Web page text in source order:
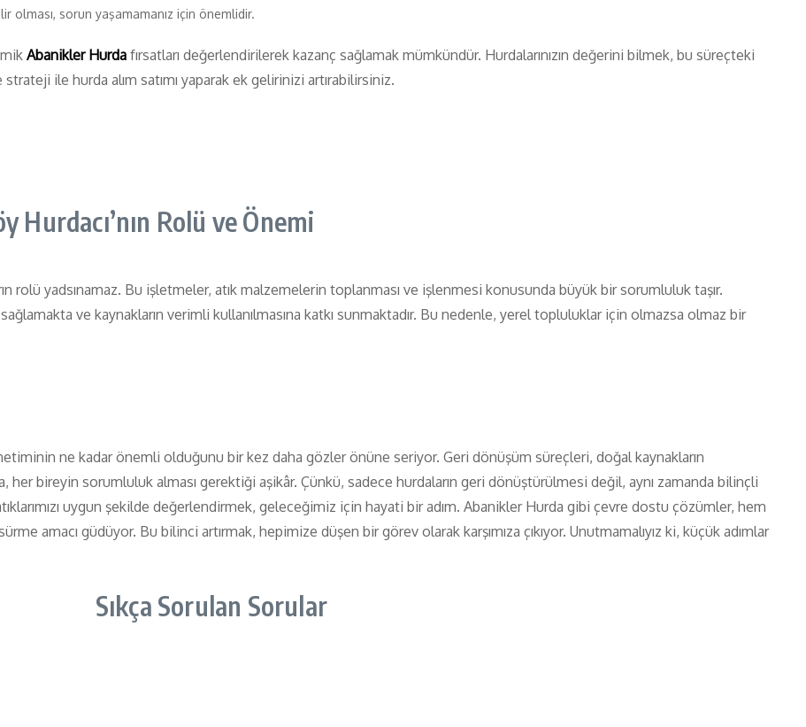
olması, sorun yaşamamanız için önemlidir.
Abanikler Hurda fırsatları değerlendirilerek kazanç sağlamak mümkündür. Hurdalarınızın değerini bilmek, bu süreçteki
ile hurda alım satımı yaparak ek gelirinizi artırabilirsiniz.
Rolü ve Önemi
rolü yadsınamaz. Bu işletmeler, atık malzemelerin toplanması ve işlenmesi konusunda büyük bir sorumluluk taşır.
ve kaynakların verimli kullanılmasına katkı sunmaktadır. Bu nedenle, yerel topluluklar için olmazsa olmaz bir
ne kadar önemli olduğunu bir kez daha gözler önüne seriyor. Geri dönüşüm süreçleri, doğal kaynakların
her bireyin sorumluluk alması gerektiği aşikâr. Çünkü, sadece hurdaların geri dönüştürülmesi değil, aynı zamanda bilinçli
uygun şekilde değerlendirmek, geleceğimiz için hayati bir adım. Abanikler Hurda gibi çevre dostu çözümler, hem
amacı güdüyor. Bu bilinci artırmak, hepimize düşen bir görev olarak karşımıza çıkıyor. Unutmamalıyız ki, küçük adımlar
Sıkça Sorulan Sorular